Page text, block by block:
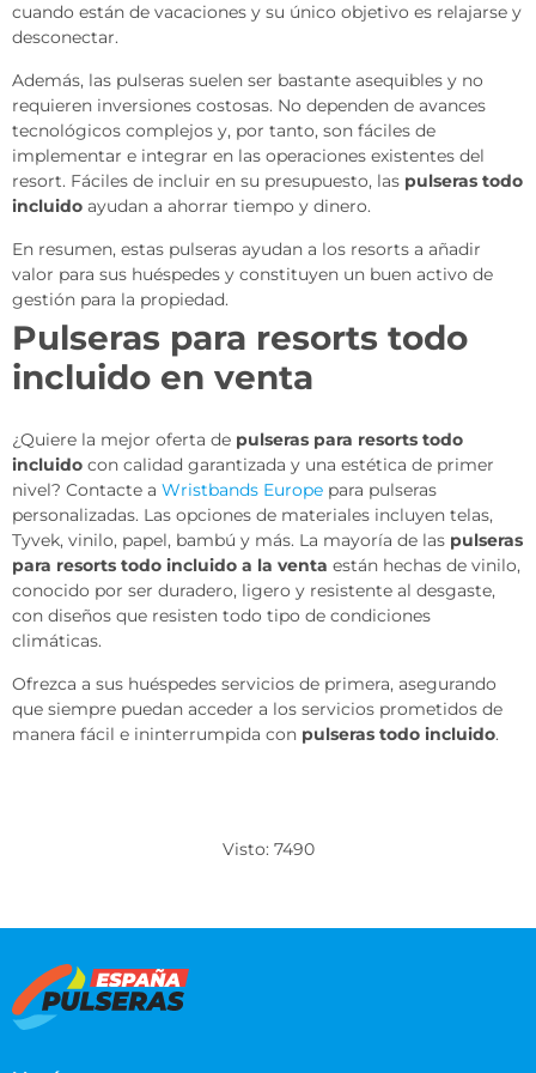
cuando están de vacaciones y su único objetivo es relajarse y
desconectar.
Además, las pulseras suelen ser bastante asequibles y no
requieren inversiones costosas. No dependen de avances
tecnológicos complejos y, por tanto, son fáciles de
implementar e integrar en las operaciones existentes del
resort. Fáciles de incluir en su presupuesto, las pulseras todo
incluido ayudan a ahorrar tiempo y dinero.
En resumen, estas pulseras ayudan a los resorts a añadir
valor para sus huéspedes y constituyen un buen activo de
gestión para la propiedad.
Pulseras para resorts todo
incluido en venta
¿Quiere la mejor oferta de pulseras para resorts todo
incluido con calidad garantizada y una estética de primer
nivel? Contacte a Wristbands Europe para pulseras
personalizadas. Las opciones de materiales incluyen telas,
Tyvek, vinilo, papel, bambú y más. La mayoría de las pulseras
para resorts todo incluido a la venta están hechas de vinilo,
conocido por ser duradero, ligero y resistente al desgaste,
con diseños que resisten todo tipo de condiciones
climáticas.
Ofrezca a sus huéspedes servicios de primera, asegurando
que siempre puedan acceder a los servicios prometidos de
manera fácil e ininterrumpida con pulseras todo incluido.
Visto: 7490